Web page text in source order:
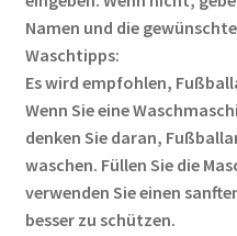
Namen und die
Waschtipps:
Es wird empfohlen,
Wenn Sie eine
denken Sie daran,
waschen. Füllen Sie die
verwenden Sie einen
besser zu schützen.